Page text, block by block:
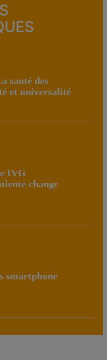
santé des
et universalité
IVG
change
smartphone